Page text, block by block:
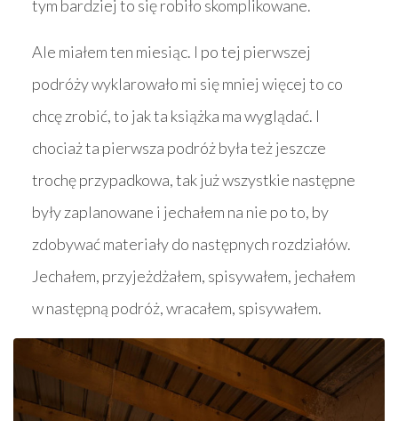
tym bardziej to się robiło skomplikowane.
Ale miałem ten miesiąc. I po tej pierwszej
podróży wyklarowało mi się mniej więcej to co
chcę zrobić, to jak ta książka ma wyglądać. I
chociaż ta pierwsza podróż była też jeszcze
trochę przypadkowa, tak już wszystkie następne
były zaplanowane i jechałem na nie po to, by
zdobywać materiały do następnych rozdziałów.
Jechałem, przyjeżdżałem, spisywałem, jechałem
w następną podróż, wracałem, spisywałem.